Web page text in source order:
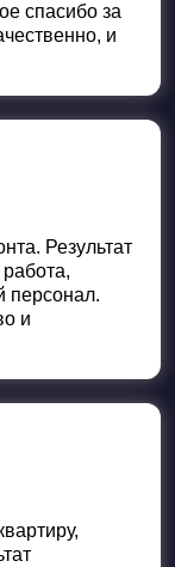
спасибо за
и
Результат
персонал.
и